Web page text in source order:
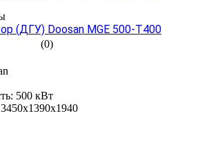
(ДГУ) Doosan MGE 500-Т400
(0)
500 кВт
3450x1390x1940